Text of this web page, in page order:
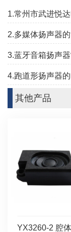
1.常州市武进悦
2.多媒体扬声器
3.蓝牙音箱扬声
4.跑道形扬声器
其他产品
YX3260-2 腔